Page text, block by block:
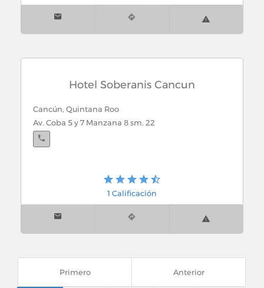
Hotel Soberanis Cancun
Cancún, Quintana Roo
Av. Coba 5 y 7 Manzana 8 sm. 22
1 Calificación
Primero Anterior